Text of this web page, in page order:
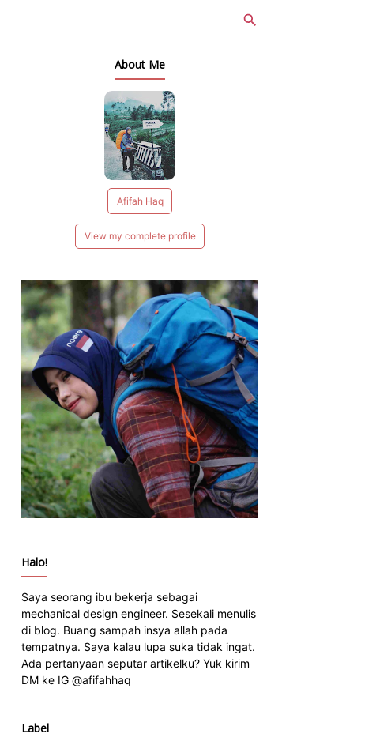
About Me
Afifah Haq
View my complete profile
Halo!
Saya seorang ibu bekerja sebagai
mechanical design engineer. Sesekali menulis
di blog. Buang sampah insya allah pada
tempatnya. Saya kalau lupa suka tidak ingat.
Ada pertanyaan seputar artikelku? Yuk kirim
DM ke IG @afifahhaq
Label